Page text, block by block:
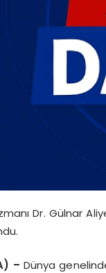
Dr. Gülnar
– Dünya